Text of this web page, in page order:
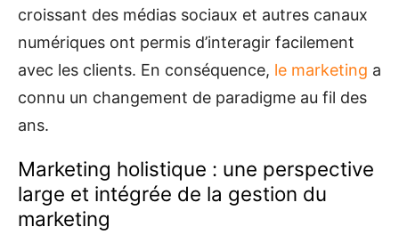
croissant des médias sociaux et autres canaux
numériques ont permis d’interagir facilement
avec les clients. En conséquence, le marketing a
connu un changement de paradigme au fil des
ans.
Marketing holistique : une perspective
large et intégrée de la gestion du
marketing